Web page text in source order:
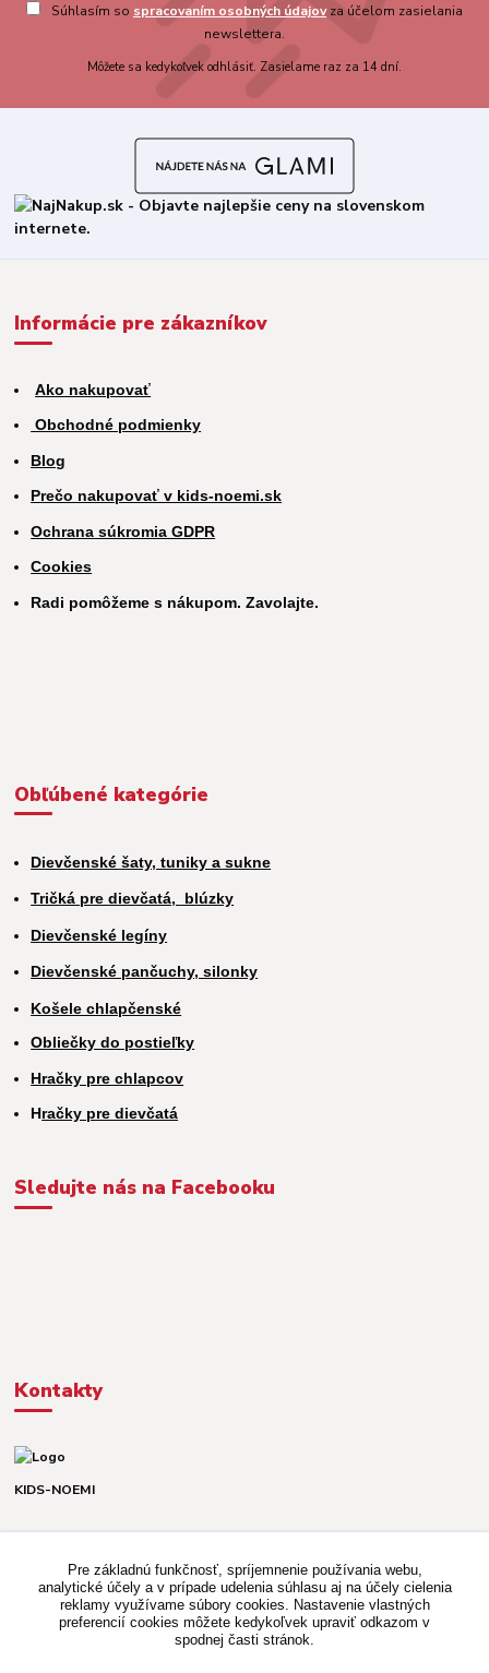
Súhlasím so spracovaním osobných údajovza účelom zasielania
newslettera.
Môžete sa kedykoľvek odhlásiť. Zasielame raz za 14 dní.
Informácie pre zákazníkov
Ako nakupovať
Obchodné podmienky
Blog
Prečo nakupovať v kids-noemi.sk
Ochrana súkromia GDPR
Cookies
Radi pomôžeme s nákupom. Zavolajte.
Obľúbené kategórie
Dievčenské šaty, tuniky a sukne
Tričká pre dievčatá, blúzky
Dievčenské legíny
Dievčenské pančuchy, silonky
Košele chlapčenské
Obliečky do postieľky
Hračky pre chlapcov
Hračky pre dievčatá
Sledujte nás na Facebooku
Kontakty
KIDS-NOEMI
(Po-Pia, 8-16 hod.)
kidsnoemi.shop@gmail.com
Pre základnú funkčnosť, spríjemnenie používania webu,
analytické účely a v prípade udelenia súhlasu aj na účely cielenia
reklamy využívame súbory cookies. Nastavenie vlastných
preferencií cookies môžete kedykoľvek upraviť odkazom v
spodnej časti stránok.